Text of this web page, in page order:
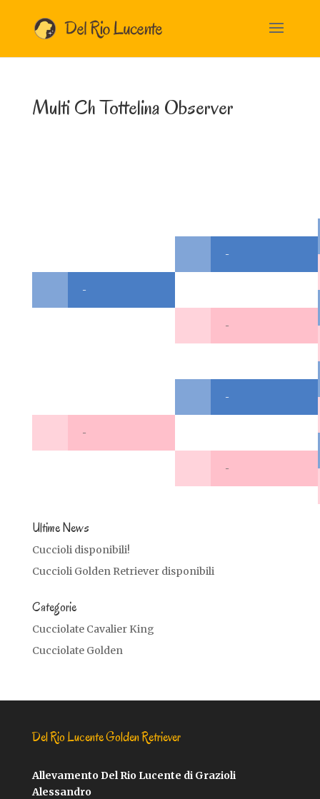
Multi Ch Tottelina Observer
-
-
-
-
-
-
Ultime News
Cuccioli disponibili!
Cuccioli Golden Retriever disponibili
Categorie
Cucciolate Cavalier King
Cucciolate Golden
Del Rio Lucente Golden Retriever
Allevamento Del Rio Lucente di Grazioli
Alessandro